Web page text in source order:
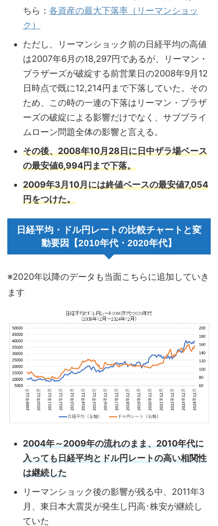
ちら： 各資産の最大下落率（リーマンショッ
ク）
ただし、リーマンショック前の日経平均の高値
は2007年6月の18,297円であるが、リーマン・
ブラザーズが破綻する前営業日の2008年9月12
日時点で既に12,214円まで下落していた。その
ため、この時の一連の下落はリーマン・ブラザ
ーズの破綻による影響だけでなく、サブプライ
ムローン問題全体の影響と言える。
その後、2008年10月28日に日中ザラ場ベース
の最安値6,994円まで下落。
2009年3月10月には終値ベースの最安値7,054
円をつけた。
日経平均・ドル円レートの比較チャートと変
動要因【2010年代・2020年代】
※2020年以降のデータも当面こちらに追加していき
ます
2004年～2009年の流れのまま、2010年代に
入っても日経平均とドル円レートの高い相関性
は継続した
リーマンショック後の影響が残る中、2011年3
月、東日本大震災が発生し円高･株安が継続し
ていた